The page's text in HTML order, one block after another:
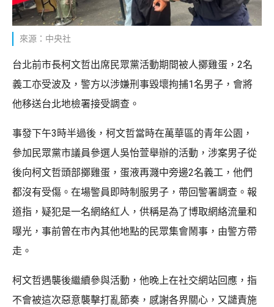
來源：中央社
台北前市長柯文哲出席民眾黨活動期間被人擲雞蛋，2名
義工亦受波及，警方以涉嫌刑事毀壞拘捕1名男子，會將
他移送台北地檢署接受調查。
事發下午3時半過後，柯文哲當時在萬華區的青年公園，
參加民眾黨市議員參選人吳怡萱舉辦的活動，涉案男子從
後向柯文哲頭部擲雞蛋，蛋液再濺中旁邊2名義工，他們
都沒有受傷。在場警員即時制服男子，帶回警署調查。報
道指，疑犯是一名網絡紅人，供稱是為了博取網絡流量和
曝光，事前曾在市內其他地點的民眾集會鬧事，由警方帶
走。
柯文哲遇襲後繼續參與活動，他晚上在社交網站回應，指
不會被這次惡意襲擊打亂節奏，感謝各界關心，又譴責施